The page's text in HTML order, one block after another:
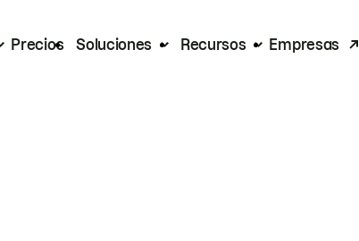
Precios Soluciones Recursos Empresas